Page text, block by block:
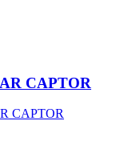
CAPTOR